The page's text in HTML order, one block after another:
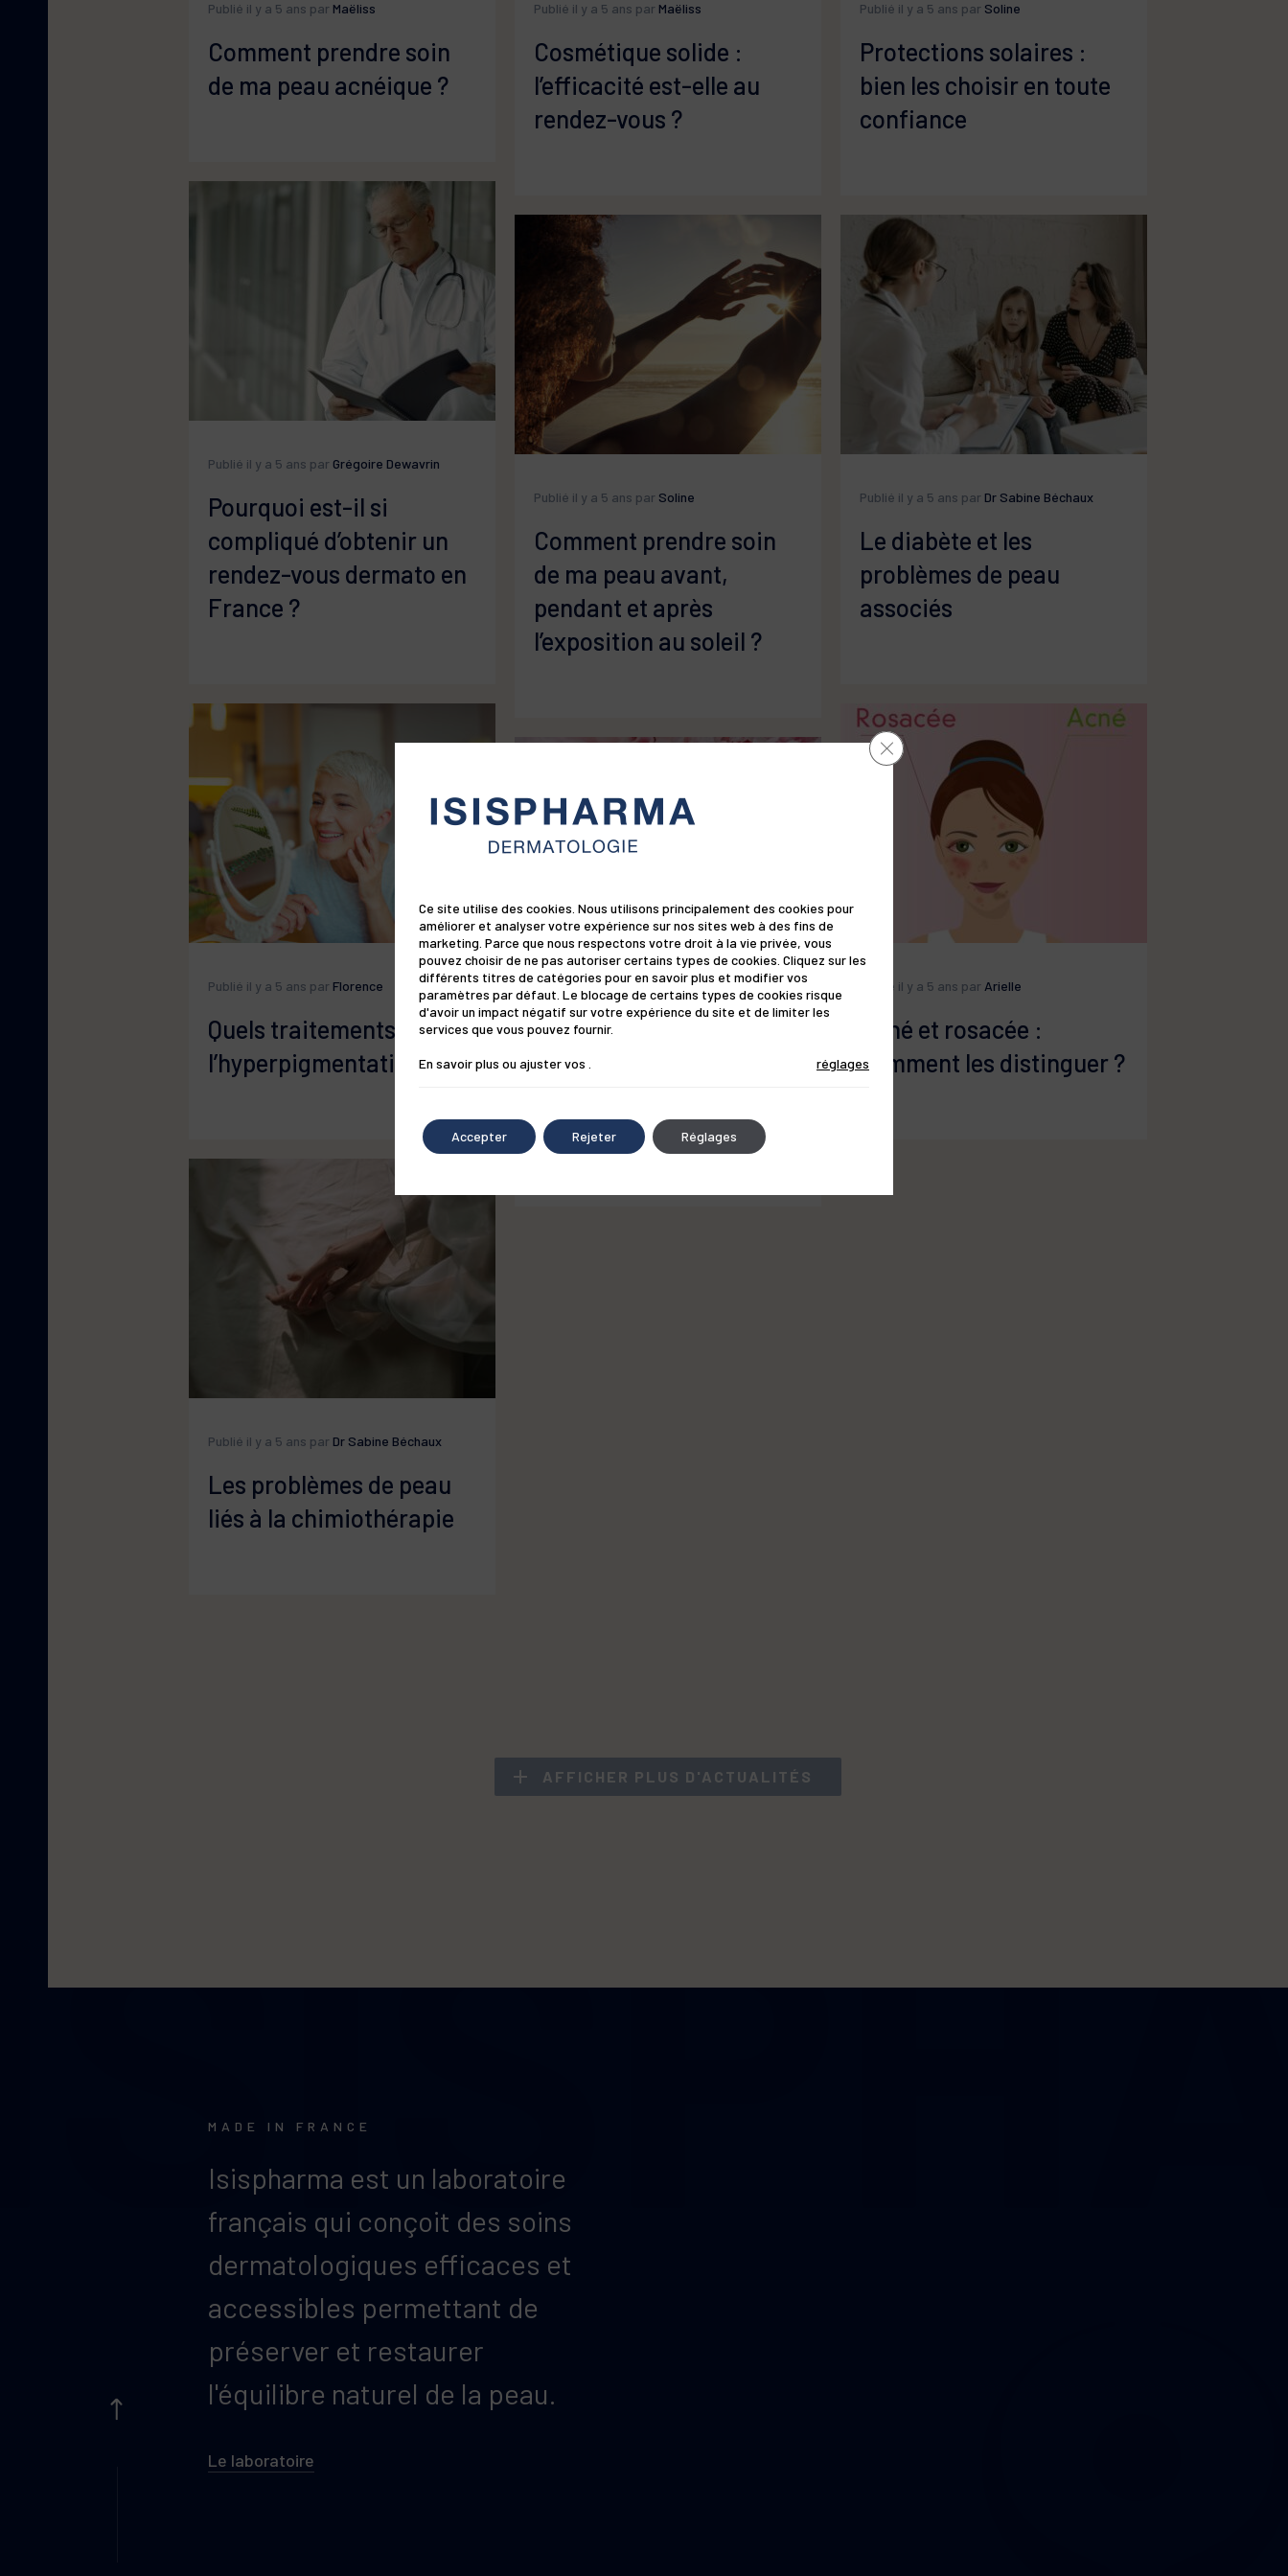
Publié il y a 5 ans par Maëliss
Comment prendre soin
de ma peau acnéique ?
Publié il y a 5 ans par Maëliss
Cosmétique solide :
l’efficacité est-elle au
rendez-vous ?
Publié il y a 5 ans par Soline
Protections solaires :
bien les choisir en toute
confiance
Publié il y a 5 ans par Grégoire Dewavrin
Pourquoi est-il si
compliqué d’obtenir un
rendez-vous dermato en
France ?
Publié il y a 5 ans par Soline
Comment prendre soin
de ma peau avant,
pendant et après
l’exposition au soleil ?
Publié il y a 5 ans par Dr Sabine Béchaux
Le diabète et les
problèmes de peau
associés
Publié il y a 5 ans par Florence
Quels traitements contre
l’hyperpigmentation ?
Publié il y a 5 ans par Arielle
Acné et rosacée :
comment les distinguer ?
Publié il y a 5 ans parSoline
Comment limiter le
rosacée ?
Publié il y a 5 ans par Dr Sabine Béchaux
Les problèmes de peau
liés à la chimiothérapie
AFFICHER PLUS D'ACTUALITÉS
MADE IN FRANCE
Isispharma est un laboratoire
français qui conçoit des soins
dermatologiques efficaces et
accessibles permettant de
préserver et restaurer
l'équilibre naturel de la peau.
Le laboratoire
Ce site utilise des cookies. Nous utilisons principalement des cookies pour
améliorer et analyser votre expérience sur nos sites web à des fins de
marketing. Parce que nous respectons votre droit à la vie privée, vous
pouvez choisir de ne pas autoriser certains types de cookies. Cliquez sur les
différents titres de catégories pour en savoir plus et modifier vos
paramètres par défaut. Le blocage de certains types de cookies risque
d'avoir un impact négatif sur votre expérience du site et de limiter les
services que vous pouvez fournir.
En savoir plus ou ajuster vos réglages
Close GDPR Cookie Banner
Accepter Rejeter Réglages